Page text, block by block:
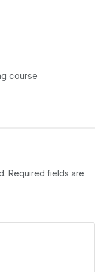
course
Required fields are